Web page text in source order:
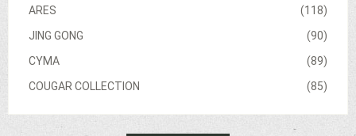
(118)
ARES
(90)
JING GONG
(89)
CYMA
(85)
COUGAR COLLECTION